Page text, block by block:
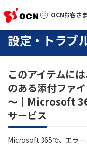
OCNお客さ
OCNお客さまサポ
サポートトップ
サービス名から
よくあるご質問
設定・トラブ
このアイテムに
のある添付ファ
～｜Microsoft
サービス
Microsoft 365で、エラ